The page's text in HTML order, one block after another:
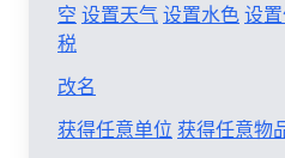
空 设置天气设置水色设
税
改名
获得任意单位 获得任意物